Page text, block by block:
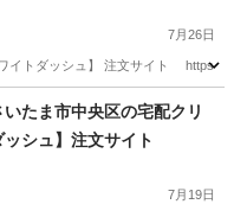
7月26日
イトダッシュ】 注文サイト https://
越谷市 越谷駅
たま市中央区の宅配クリ
シュ】注文サイト
7月19日